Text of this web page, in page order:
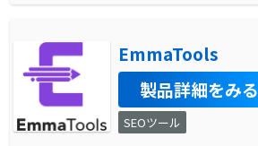
EmmaTools
製品詳細をみる
SEOツール